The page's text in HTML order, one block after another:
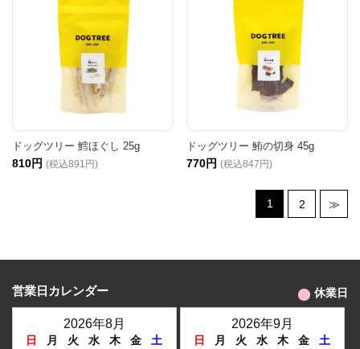
ドッグツリー 鱈ほぐし 25g
810円 (税込891円)
ドッグツリー 鮪の切身 45g
770円 (税込847円)
1 2 ≫
営業日カレンダー 休業日
2026年8月
日 月 火 水 木 金
土
2026年9月
日 月 火 水 木 金
土